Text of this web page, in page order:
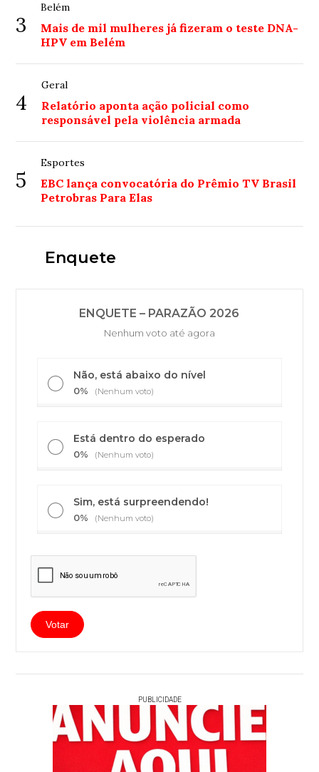
3
Belém
Mais de mil mulheres já fizeram o teste DNA-
HPV em Belém
4
Geral
Relatório aponta ação policial como
responsável pela violência armada
5
Esportes
EBC lança convocatória do Prêmio TV Brasil
Petrobras Para Elas
Enquete
ENQUETE – PARAZÃO 2026
Nenhum voto até agora
Não, está abaixo do nível
0% (Nenhum voto)
Está dentro do esperado
0% (Nenhum voto)
Sim, está surpreendendo!
0% (Nenhum voto)
PUBLICIDADE